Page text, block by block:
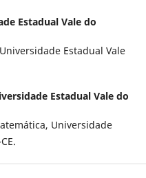
Estadual Vale do
Estadual Vale
Estadual Vale do
Universidade